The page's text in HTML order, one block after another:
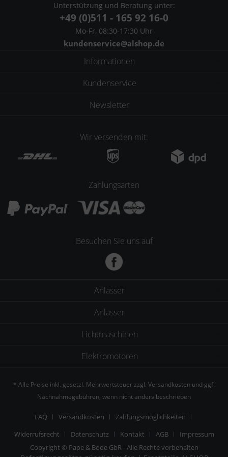
Unterstützung und Beratung unter:
+49 (0)511 - 165 92 16-0
Mo-Fr, 08:30-17:30 Uhr
kundenservice@alshop.de
Informationen
Kundenservice
Newsletter
Wir versenden mit:
Zahlungsarten
Besuchen Sie uns auf
Anlasser
Anlasser
Lichtmaschinen
Elektromotoren
* Alle Preise inkl. gesetzl. Mehrwertsteuer zzgl. Versandkosten und ggf.
Nachnahmegebühren, wenn nicht anders beschrieben
FAQ Versandkosten
Zahlungsmöglichkeiten
Widerrufsrecht
Datenschutz Kontakt AGB
Impressum
Copyright © Pape & Bode GbR - Alle Rechte vorbehalten